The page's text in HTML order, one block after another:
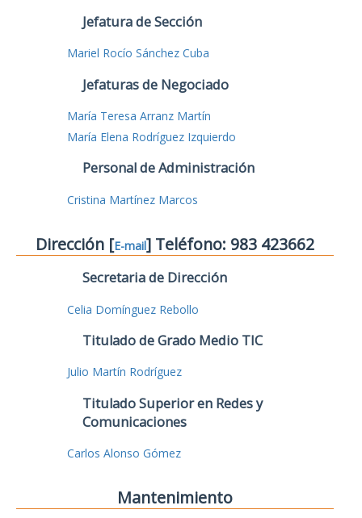
Jefatura de Sección
Mariel Rocío Sánchez Cuba
Jefaturas de Negociado
María Teresa Arranz Martín
María Elena Rodríguez Izquierdo
Personal de Administración
Cristina Martínez Marcos
Dirección [E-mail] Teléfono: 983 423662
Secretaria de Dirección
Celia Domínguez Rebollo
Titulado de Grado Medio TIC
Julio Martín Rodríguez
Titulado Superior en Redes y
Comunicaciones
Carlos Alonso Gómez
Mantenimiento